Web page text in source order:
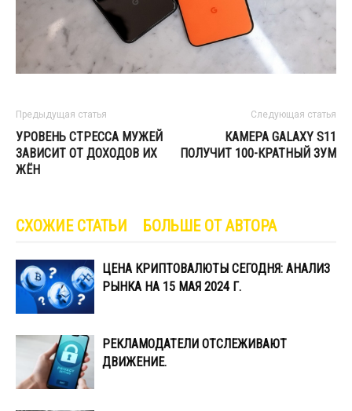
Предыдущая статья
УРОВЕНЬ СТРЕССА МУЖЕЙ
ЗАВИСИТ ОТ ДОХОДОВ ИХ
ЖЁН
Следующая статья
КАМЕРА GALAXY S11
ПОЛУЧИТ 100-КРАТНЫЙ ЗУМ
СХОЖИЕ СТАТЬИ БОЛЬШЕ ОТ АВТОРА
ЦЕНА КРИПТОВАЛЮТЫ СЕГОДНЯ: АНАЛИЗ
РЫНКА НА 15 МАЯ 2024 Г.
РЕКЛАМОДАТЕЛИ ОТСЛЕЖИВАЮТ
ДВИЖЕНИЕ.